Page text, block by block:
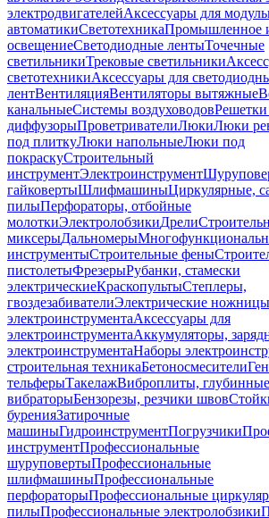
электродвигателейАксессуары для
автоматикиСветотехникаПромышленное
освещениеСветодиодные лентыТочечные
светильникиТрековые светильники
светотехникиАксессуары для
лентВентиляцияВентиляторы вытяжные
канальныеСистемы воздуховодов
диффузорыПроветривателиЛюкиЛюки
под плиткуЛюки напольныеЛюки под
покраскуСтроительный
инструментЭлектроинструмент
гайковертыШлифмашиныЦиркулярные,
пилыПерфораторы, отбойные
молоткиЭлектролобзикиДрели
миксерыДальномеры
инструментыСтроительные фены
пистолетыФрезерыРубанки, стамески
электрическиеКраскопультыСтеплеры,
гвоздезабивателиЭлектрические
электроинструментаАксессуары для
электроинструментаАккумуляторы,
электроинструментаНаборы
строительная техникаБетоносмесители
тельферыТакелажВиброплиты, глубинные
вибраторыБензорезы, резчики швов
буренияЗатирочные
машиныГидроинструментПогрузчики
инструментПрофессиональные
шуруповертыПрофессиональные
шлифмашиныПрофессиональные
перфораторыПрофессиональные
пилыПрофессиональные электролобзики